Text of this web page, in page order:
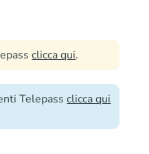
clicca qui.
Telepassclicca qui